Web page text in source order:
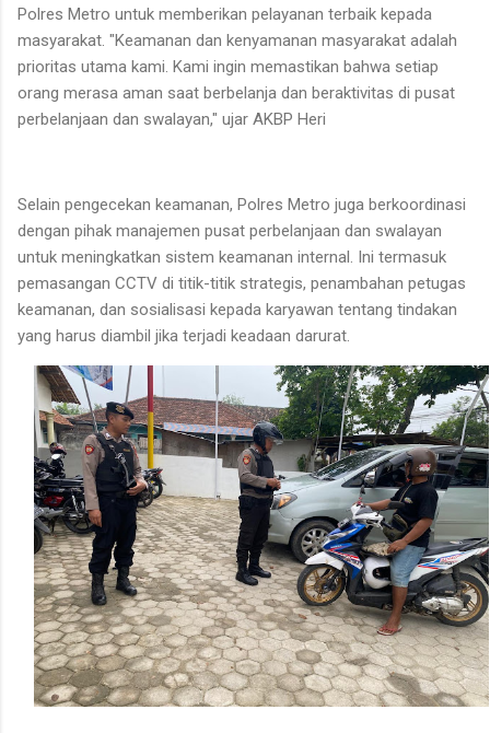
Polres Metro untuk memberikan pelayanan terbaik kepada
masyarakat. "Keamanan dan kenyamanan masyarakat adalah
prioritas utama kami. Kami ingin memastikan bahwa setiap
orang merasa aman saat berbelanja dan beraktivitas di pusat
perbelanjaan dan swalayan," ujar AKBP Heri
Selain pengecekan keamanan, Polres Metro juga berkoordinasi
dengan pihak manajemen pusat perbelanjaan dan swalayan
untuk meningkatkan sistem keamanan internal. Ini termasuk
pemasangan CCTV di titik-titik strategis, penambahan petugas
keamanan, dan sosialisasi kepada karyawan tentang tindakan
yang harus diambil jika terjadi keadaan darurat.